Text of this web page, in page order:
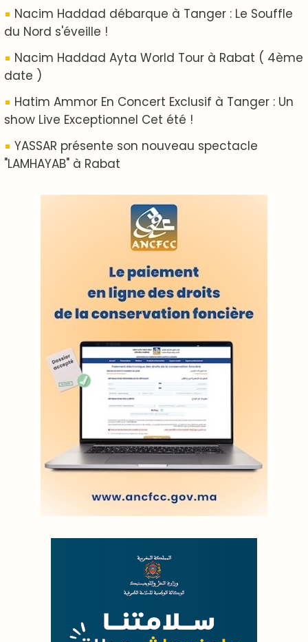
ABOUT US
A propos de L'ODJ
VOS CONTRIBUTIONS
Proposer votre article
LODJ VIDÉO
L'ODJ LIVE TV
LODJ AUDIO
WEB RADIO R212
Copyright © 2022 Groupe de presse Arrissala
Ce site utilise Google Analytics. En continuant à naviguer, vous nous
autorisez à déposer un cookie à des fins de mesure d'audience
Plan du site| Syndication